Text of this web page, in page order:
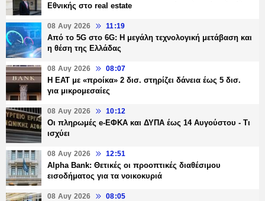
Εθνικής στο real estate
08 Αυγ 2026 11:19
Από το 5G στο 6G: Η μεγάλη τεχνολογική μετάβαση και
η θέση της Ελλάδας
08 Αυγ 2026 08:07
Η ΕΑΤ με «προίκα» 2 δισ. στηρίζει δάνεια έως 5 δισ.
για μικρομεσαίες
08 Αυγ 2026 10:12
Οι πληρωμές e-ΕΦΚΑ και ΔΥΠΑ έως 14 Αυγούστου - Τι
ισχύει
08 Αυγ 2026 12:51
Alpha Bank: Θετικές οι προοπτικές διαθέσιμου
εισοδήματος για τα νοικοκυριά
08 Αυγ 2026 08:05